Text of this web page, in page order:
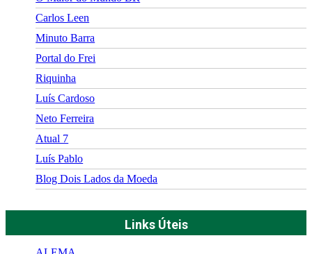
Carlos Leen
Minuto Barra
Portal do Frei
Riquinha
Luís Cardoso
Neto Ferreira
Atual 7
Luís Pablo
Blog Dois Lados da Moeda
Links Úteis